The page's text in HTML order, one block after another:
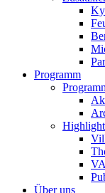
Programm
Über uns